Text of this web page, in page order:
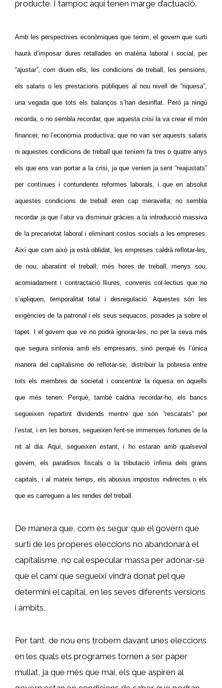
producte. I tampoc aquí tenen marge d’actuació.
Amb les perspectives econòmiques que tenim, el govern que surti
haurà d’imposar dures retallades en matèria laboral i social, per
“ajustar”, com diuen ells, les condicions de treball, les pensions,
els salaris o les prestacions públiques al nou nivell de “riquesa”,
una vegada que tots els balanços s’han desinflat. Però ja ningú
recorda, o no sembla recordar, que aquesta crisi la va crear el món
financer, no l’economia productiva; que no van ser aquests salaris
ni aquestes condicions de treball que teníem fa tres o quatre anys
els que ens van portar a la crisi, ja que venien ja sent “reajustats”
per contínues i contundents reformes laborals, i que en absolut
aquestes condicions de treball eren cap meravella; no sembla
recordar ja que l’atur va disminuir gràcies a la introducció massiva
de la precarietat laboral i eliminant costos socials a les empreses.
Així que com això ja està oblidat, les empreses caldrà reflotar-les,
de nou, abaratint el treball; més hores de treball, menys sou,
acomiadament i contractació lliures, convenis col·lectius que no
s’apliquen, temporalitat total i desregulació. Aquestes són les
exigències de la patronal i els seus sequacos, posades ja sobre el
tapet. I el govern que ve no podrà ignorar-les, no per la seva més
que segura sintonia amb els empresaris, sinó perquè és l’única
manera del capitalisme de reflotar-se; distribuir la pobresa entre
tots els membres de societat i concentrar la riquesa en aquells
que més tenen. Perquè, també caldria recordar-ho, els bancs
segueixen repartint dividends mentre que són “rescatats” per
l’estat, i en les borses, segueixen fent-se immenses fortunes de la
nit al dia. Aquí, segueixen estant, i ho estaran amb qualsevol
govern, els paradisos fiscals o la tributació ínfima dels grans
capitals, i al mateix temps, els abusius impostos indirectes o els
que es carreguen a les rendes del treball.
De manera que, com és segur que el govern que
surti de les properes eleccions no abandonarà el
capitalisme, no cal especular massa per adonar-se
que el camí que segueixi vindrà donat pel que
determini el capital, en les seves diferents versions
i àmbits.
Per tant, de nou ens trobem davant unes eleccions
en les quals els programes tornen a ser paper
mullat, ja que més que mai, els que aspiren al